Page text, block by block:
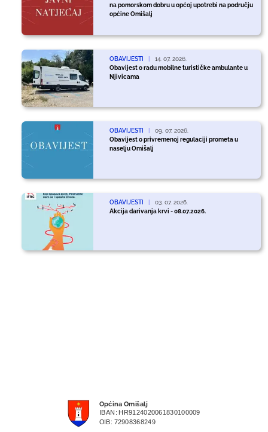
na pomorskom dobru u općoj upotrebi na području
općine Omišalj
OBAVIJESTI |
14. 07. 2026.
Obavijest o radu mobilne turističke ambulante u
Njivicama
OBAVIJESTI |
09. 07. 2026.
Obavijest o privremenoj regulaciji prometa u
naselju Omišalj
OBAVIJESTI |
03. 07. 2026.
Akcija darivanja krvi - 08.07.2026.
Općina Omišalj
IBAN: HR9124020061830100009
OIB: 72908368249